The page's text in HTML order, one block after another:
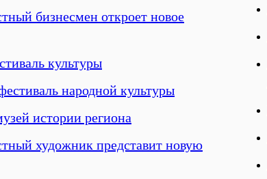
бизнесмен откроет новое
культуры
народной культуры
истории региона
художник представит новую